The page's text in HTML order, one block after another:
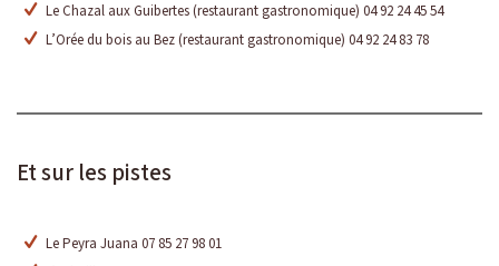
Le Chazal aux Guibertes (restaurant gastronomique) 04 92 24 45 54
L’Orée du bois au Bez (restaurant gastronomique) 04 92 24 83 78
Et sur les pistes
Le Peyra Juana 07 85 27 98 01